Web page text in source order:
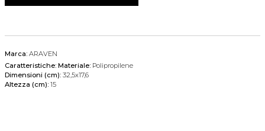
Marca: ARAVEN
Caratteristiche: Materiale: Polipropilene
Dimensioni (cm): 32,5x17,6
Altezza (cm): 15